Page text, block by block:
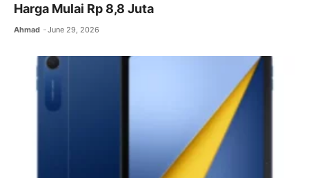
Harga Mulai Rp 8,8 Juta
Ahmad June 29, 2026